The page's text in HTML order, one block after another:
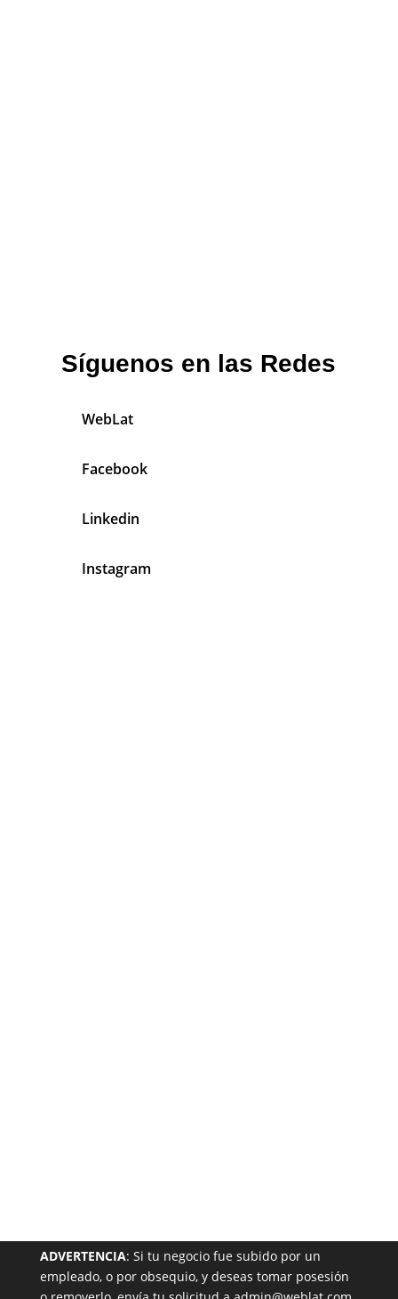
Síguenos en las Redes
WebLat
Facebook
Linkedin
Instagram
ADVERTENCIA: Si tu negocio fue subido por un
empleado, o por obsequio, y deseas tomar posesión